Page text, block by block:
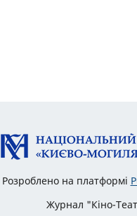
Розроблено на платформі
Журнал "Кіно-